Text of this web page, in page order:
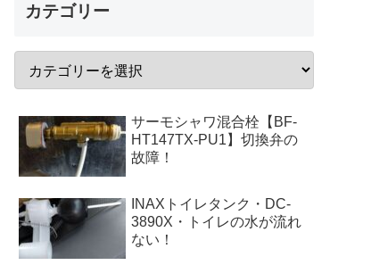
カテゴリー
サーモシャワ混合栓【BF-
HT147TX-PU1】切換弁の
故障！
INAXトイレタンク・DC-
3890X・トイレの水が流れ
ない！